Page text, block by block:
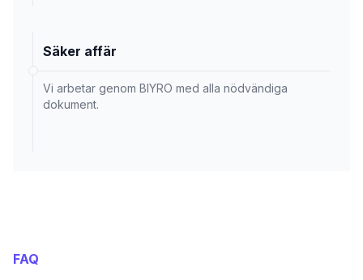
Säker affär
Vi arbetar genom BIYRO med alla nödvändiga
dokument.
FAQ